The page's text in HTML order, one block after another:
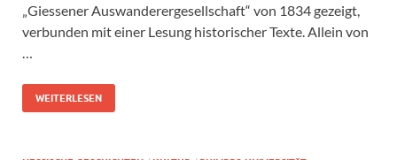
„Giessener Auswanderergesellschaft“ von 1834 gezeigt,
verbunden mit einer Lesung historischer Texte. Allein von
…
WEITERLESEN